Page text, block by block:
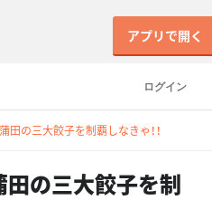
ログイン
アプリで開く
田の三大餃子を制覇しなきゃ！！
田の三大餃子を制